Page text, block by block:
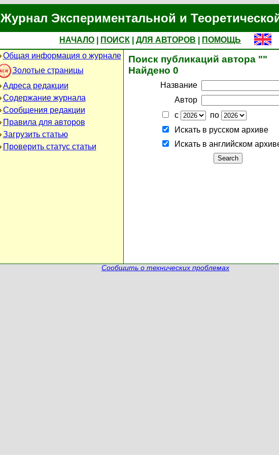
Журнал Экспериментальной и
НАЧАЛО ПОИСК ДЛЯ АВТОРОВ
ПОМОЩЬ
Общая информация о журнале
Золотые страницы
Адреса редакции
Содержание журнала
Сообщения редакции
Правила для авторов
Загрузить статью
Проверить статус статьи
Поиск публикаций автора ""
Найдено 0
Название
Автор
с
по
Искать в русском архиве
Искать в английском
Сообщить о технических проблемах